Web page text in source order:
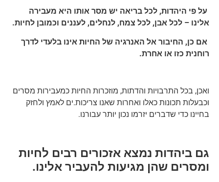
על פי היהדות, לכל בריאה יש מסר אותו היא מעבירה
אלינו – לכל אבן, לכל צמח, לנחלים, לעננים וכמובן לחיות.
אם כן, החיבור אל האנרגיה של החיות אינו בלעדי לדרך
רוחנית כזו או אחרת.
ואכן, בכל התרבויות והדתות, מוזכרות החיות כמעבירות מסרים
וכבעלות תכונות כאלו ואחרות שאנו צריכות.ים לאמץ ולחזק
בחיינו כדי שדברים יזרמו נכון יותר עבורנו.
גם ביהדות נמצא אזכורים רבים לחיות
ומסרים שהן מגיעות להעביר אלינו.